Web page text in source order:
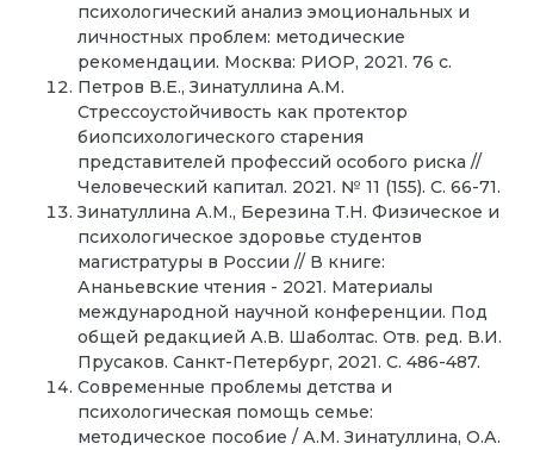
психологический анализ эмоциональных и
личностных проблем: методические
рекомендации. Москва: РИОР, 2021. 76 с.
Петров В.Е., Зинатуллина А.М.
Стрессоустойчивость как протектор
биопсихологического старения
представителей профессий особого риска //
Человеческий капитал. 2021. № 11 (155). С. 66-71.
Зинатуллина А.М., Березина Т.Н. Физическое и
психологическое здоровье студентов
магистратуры в России // В книге:
Ананьевские чтения - 2021. Материалы
международной научной конференции. Под
общей редакцией А.В. Шаболтас. Отв. ред. В.И.
Прусаков. Санкт-Петербург, 2021. С. 486-487.
Современные проблемы детства и
психологическая помощь семье:
методическое пособие / А.М. Зинатуллина, О.А.